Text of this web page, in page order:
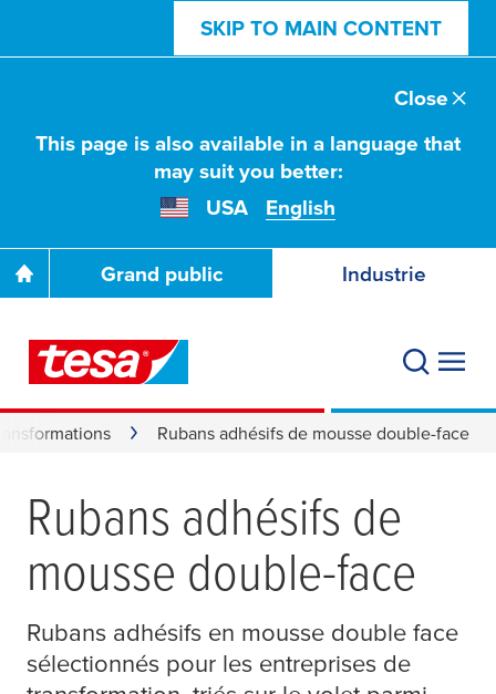
SKIP TO MAIN CONTENT
This page is also available in a language that
may suit you better:
USA
English
Close
Grand public Industrie
Rubans adhésifs de mousse double-face
Rubans adhésifs de
mousse double-face
Rubans adhésifs en mousse double face
sélectionnés pour les entreprises de